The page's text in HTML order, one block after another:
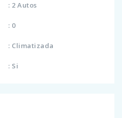
: 2 Autos
: 0
: Climatizada
: Si